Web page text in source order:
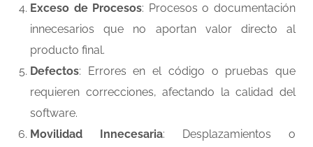
Exceso de Procesos: Procesos o documentación
innecesarios que no aportan valor directo al
producto final.
Defectos: Errores en el código o pruebas que
requieren correcciones, afectando la calidad del
software.
Movilidad Innecesaria: Desplazamientos o